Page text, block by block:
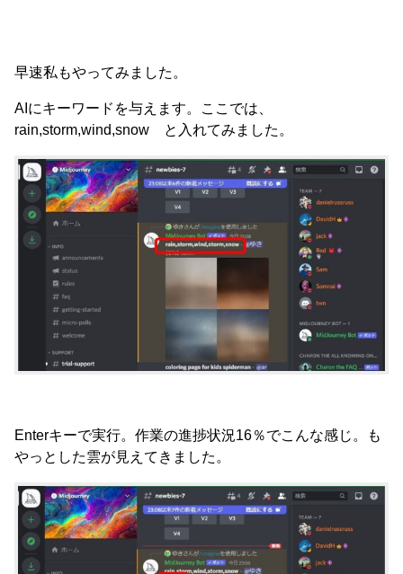
早速私もやってみました。
AIにキーワードを与えます。ここでは、
rain,storm,wind,snow と入れてみました。
Enterキーで実行。作業の進捗状況16％でこんな感じ。も
やっとした雲が見えてきました。